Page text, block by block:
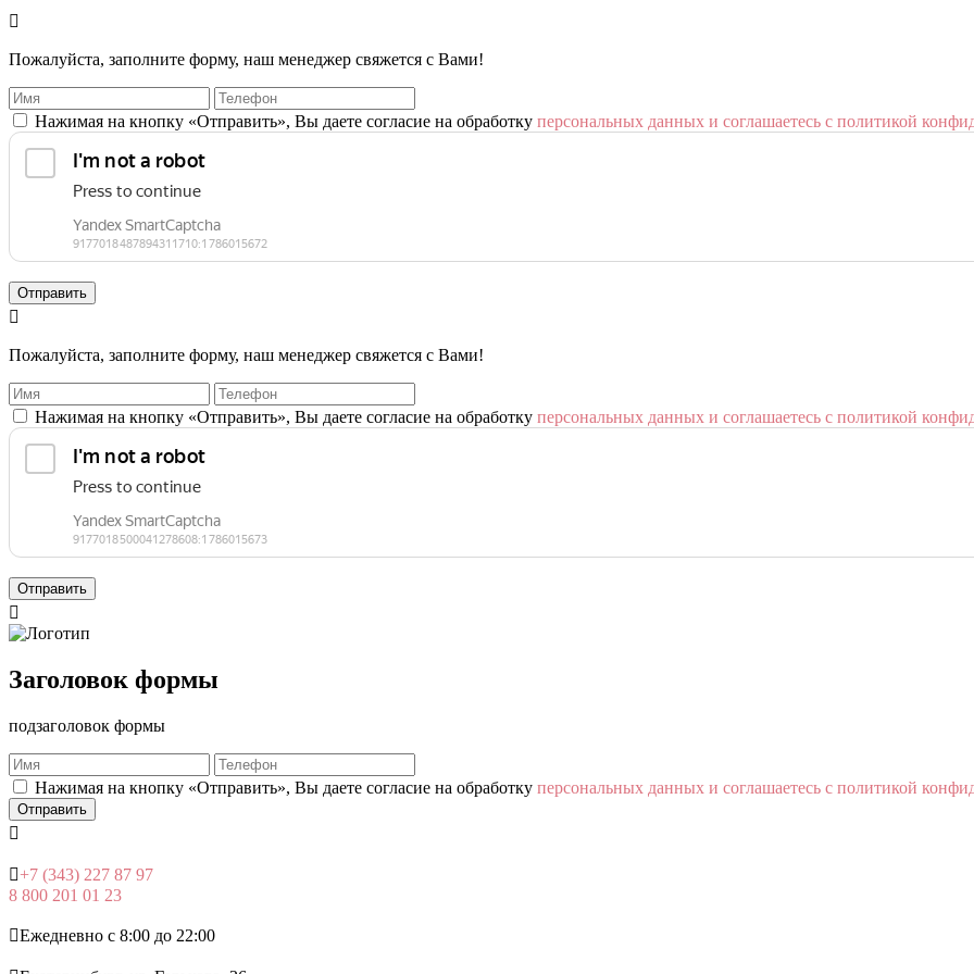

Пожалуйста, заполните форму, наш менеджер свяжется с Вами!
Нажимая на кнопку «Отправить», Вы даете согласие на обработку персональных данных и соглашаетесь с политикой
Отправить

Пожалуйста, заполните форму, наш менеджер свяжется с Вами!
Нажимая на кнопку «Отправить», Вы даете согласие на обработку персональных данных и соглашаетесь с политикой
Отправить

Заголовок формы
подзаголовок формы
Нажимая на кнопку «Отправить», Вы даете согласие на обработку персональных данных и соглашаетесь с политикой
Отправить

+7 (343) 227 87 97
8 800 201 01 23
Ежедневно с 8:00 до 22:00